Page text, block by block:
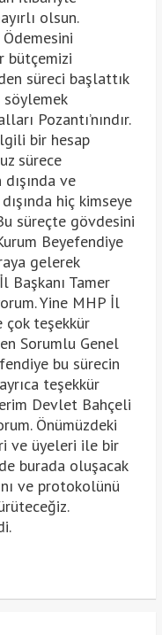
olsun.
bütçemizi
süreci başlattık
Pozantı’nındır.
bir hesap
sürece
dışında ve
hiç kimseye
süreçte gövdesini
Beyefendiye
gelerek
Başkanı Tamer
Yine MHP İl
çok teşekkür
Sorumlu Genel
bu sürecin
teşekkür
Devlet Bahçeli
Önümüzdeki
ve üyeleri ile bir
burada oluşacak
ve protokolünü